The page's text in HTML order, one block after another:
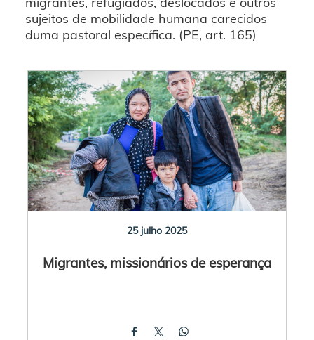
sujeitos de mobilidade humana carecidos
duma pastoral específica. (PE, art. 165)
25 julho 2025
Migrantes, missionários de esperança